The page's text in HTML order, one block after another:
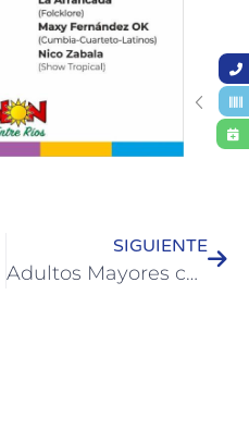
SIGUIENTE
Adultos Mayores celebraron el Mes de la Amistad en el Taller Sociocognitivo